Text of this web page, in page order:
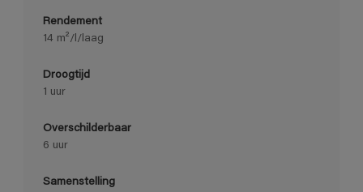
Rendement
14 m²/l/laag
Droogtijd
1 uur
Overschilderbaar
6 uur
Samenstelling